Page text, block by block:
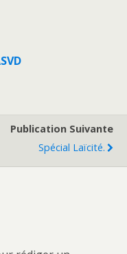
Publication Suivante
Spécial Laïcité.